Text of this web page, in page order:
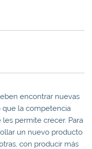
encontrar nuevas
que la competencia
permite crecer. Para
un nuevo producto
con producir más